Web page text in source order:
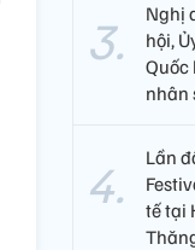
Nghị
hội,
Quốc
nhân
Lần
tế tại